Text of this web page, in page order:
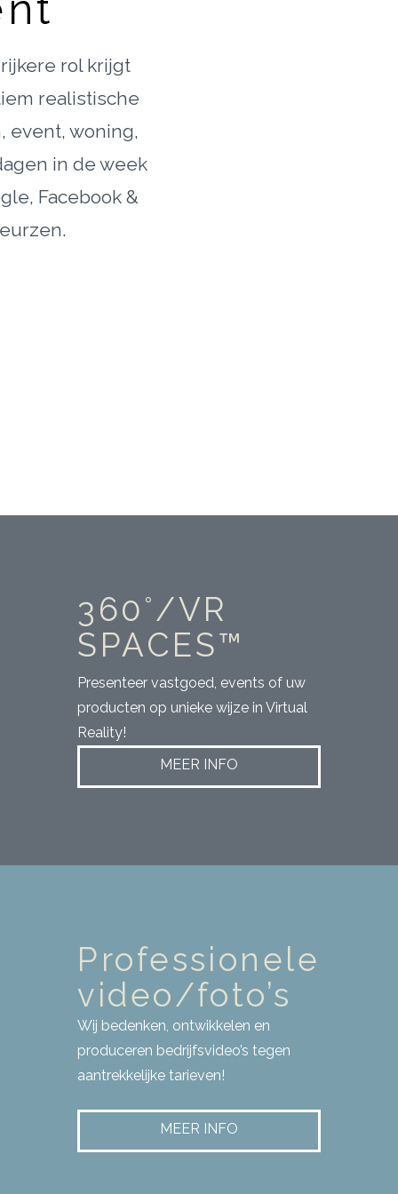
rol krijgt
realistische
event, woning,
in de week
Facebook &
360°/VR
SPACES™
Presenteer vastgoed, events of uw
producten op unieke wijze in Virtual
Reality!
MEER INFO
Professionele
video/foto’s
Wij bedenken, ontwikkelen en
produceren bedrijfsvideo’s tegen
aantrekkelijke tarieven!
MEER INFO